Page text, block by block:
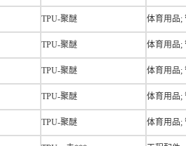
TPU-聚醚 体育用品;
TPU-聚醚 体育用品;
TPU-聚醚 体育用品;
TPU-聚醚 体育用品;
TPU-聚醚 体育用品;